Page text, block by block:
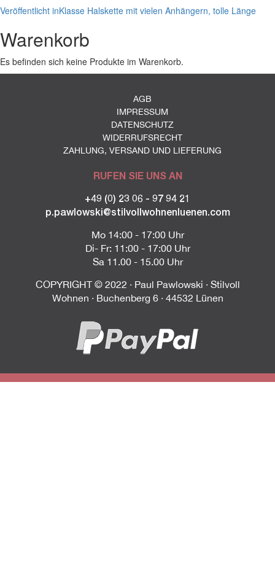
Beitragsnavigation
Veröffentlicht inKlasse Halskette mit vielen Anhängern, tolle Länge
Warenkorb
Es befinden sich keine Produkte im Warenkorb.
AGB
IMPRESSUM
DATENSCHUTZ
WIDERRUFSRECHT
ZAHLUNG, VERSAND UND LIEFERUNG
RUFEN SIE UNS AN
+49 (0) 23 06 - 97 94 21
p.pawlowski@stilvollwohnenluenen.com
Mo 14:00 - 17:00 Uhr
Di- Fr: 11:00 - 17:00 Uhr
Sa 11.00 - 15.00 Uhr
COPYRIGHT © 2022 · Paul Pawlowski · Stilvoll
Wohnen · Buchenberg 6 · 44532 Lünen